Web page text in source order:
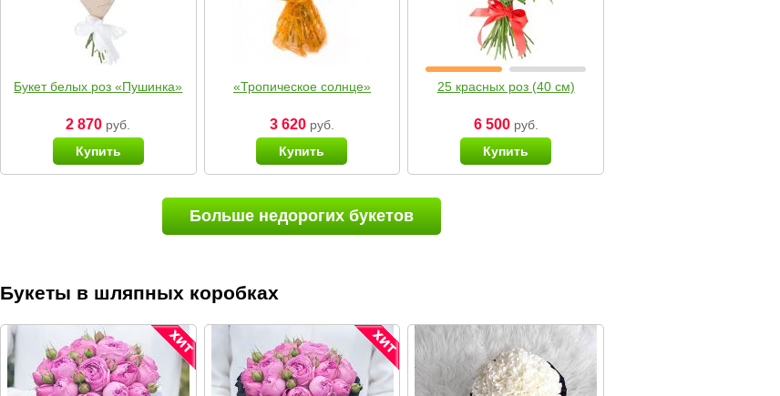
Букет белых роз «Пушинка»
2 870 руб.
Купить
«Тропическое солнце»
3 620руб.
Купить
25 красных роз (40 см)
6 500руб.
Купить
Больше недорогих букетов
Букеты в шляпных коробках